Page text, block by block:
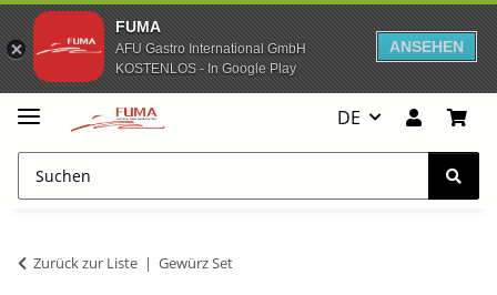
FUMA
AFU Gastro International GmbH
KOSTENLOS - In Google Play
ANSEHEN
DE
Zurück zur Liste Gewürz Set